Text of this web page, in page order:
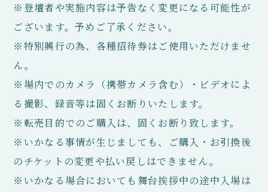
※登壇者や実施内容は予告なく変更になる可能性が
ございます。予めご了承ください。
※特別興行の為、各種招待券はご使用いただけませ
ん。
※場内でのカメラ（携帯カメラ含む）・ビデオによ
る撮影、録音等は固くお断りいたします。
※転売目的でのご購入は、固くお断り致します。
※いかなる事情が生じましても、ご購入・お引換後
のチケットの変更や払い戻しはできません。
※いかなる場合においても舞台挨拶中の途中入場は